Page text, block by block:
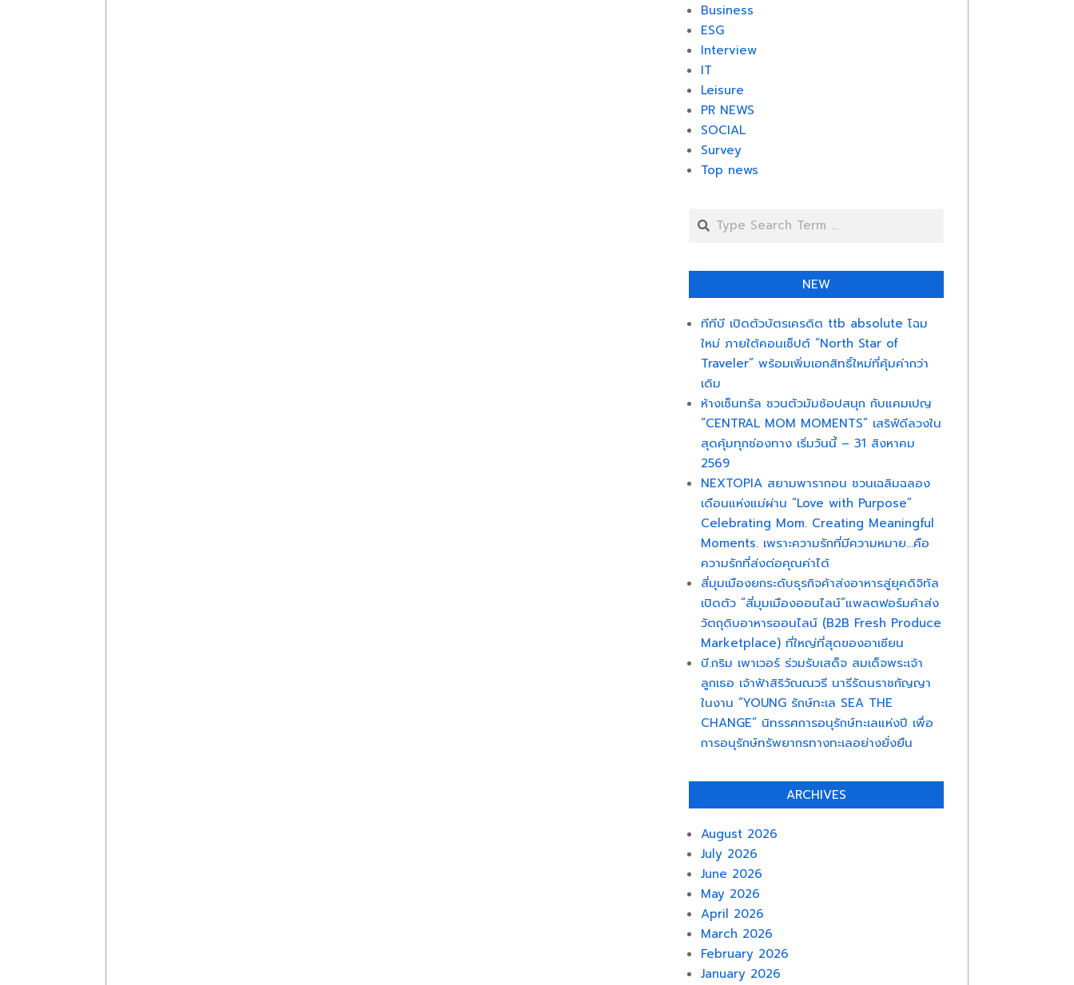
Business
ESG
Interview
IT
Leisure
PR NEWS
SOCIAL
Survey
Top news
Search
NEW
ทีทีบี เปิดตัวบัตรเครดิต ttb absolute โฉม
ใหม่ ภายใต้คอนเซ็ปต์ “North Star of
Traveler” พร้อมเพิ่มเอกสิทธิ์ใหม่ที่คุ้มค่ากว่า
เดิม
ห้างเซ็นทรัล ชวนตัวมัมช้อปสนุก กับแคมเปญ
“CENTRAL MOM MOMENTS” เสริฟ์ดีลวงใน
สุดคุ้มทุกช่องทาง เริ่มวันนี้ – 31 สิงหาคม
2569
NEXTOPIA สยามพารากอน ชวนเฉลิมฉลอง
เดือนแห่งแม่ผ่าน “Love with Purpose”
Celebrating Mom. Creating Meaningful
Moments. เพราะความรักที่มีความหมาย…คือ
ความรักที่ส่งต่อคุณค่าได้
สี่มุมเมืองยกระดับธุรกิจค้าส่งอาหารสู่ยุคดิจิทัล
เปิดตัว “สี่มุมเมืองออนไลน์”แพลตฟอร์มค้าส่ง
วัตถุดิบอาหารออนไลน์ (B2B Fresh Produce
Marketplace) ที่ใหญ่ที่สุดของอาเซียน
บี.กริม เพาเวอร์ ร่วมรับเสด็จ สมเด็จพระเจ้า
ลูกเธอ เจ้าฟ้าสิริวัณณวรี นารีรัตนราชกัญญา
ในงาน “YOUNG รักษ์ทะเล SEA THE
CHANGE” นิทรรศการอนุรักษ์ทะเลแห่งปี เพื่อ
การอนุรักษ์ทรัพยากรทางทะเลอย่างยั่งยืน
ARCHIVES
August 2026
July 2026
June 2026
May 2026
April 2026
March 2026
February 2026
January 2026